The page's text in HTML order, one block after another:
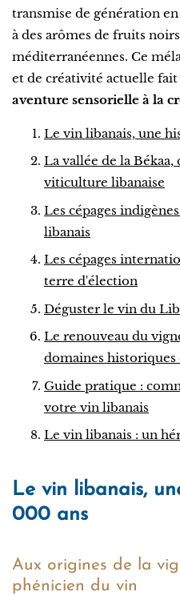
transmise de génération
à des arômes de fruits
méditerranéennes. Ce
et de créativité actuelle fait
aventure sensorielle à la
Le vin libanais, une
La vallée de la
viticulture libanaise
Les cépages
libanais
Les cépages
terre d'élection
Déguster le vin du
Le renouveau du
domaines
Guide pratique :
votre vin libanais
Le vin libanais : un
Le vin libanais,
000 ans
Aux origines de la
phénicien du vin